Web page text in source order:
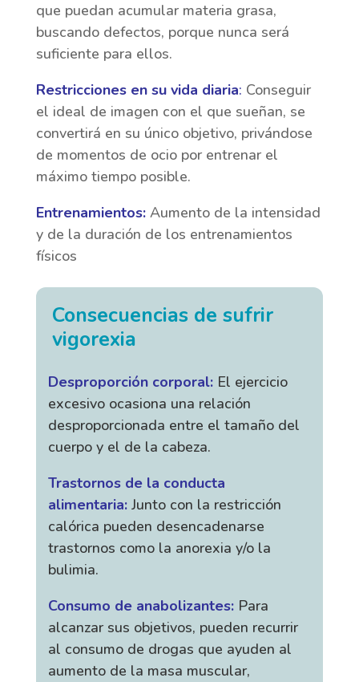
que puedan acumular materia grasa,
buscando defectos, porque nunca será
suficiente para ellos.
Restricciones en su vida diaria: Conseguir
el ideal de imagen con el que sueñan, se
convertirá en su único objetivo, privándose
de momentos de ocio por entrenar el
máximo tiempo posible.
Entrenamientos:Aumento de la intensidad
y de la duración de los entrenamientos
físicos
Consecuencias de sufrir
vigorexia
Desproporción corporal: El ejercicio
excesivo ocasiona una relación
desproporcionada entre el tamaño del
cuerpo y el de la cabeza.
Trastornos de la conducta
alimentaria: Junto con la restricción
calórica pueden desencadenarse
trastornos como la anorexia y/o la
bulimia.
Consumo de anabolizantes: Para
alcanzar sus objetivos, pueden recurrir
al consumo de drogas que ayuden al
aumento de la masa muscular,